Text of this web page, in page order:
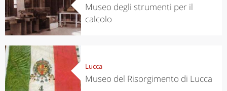
Museo degli strumenti per il
calcolo
Lucca
Museo del Risorgimento di Lucca